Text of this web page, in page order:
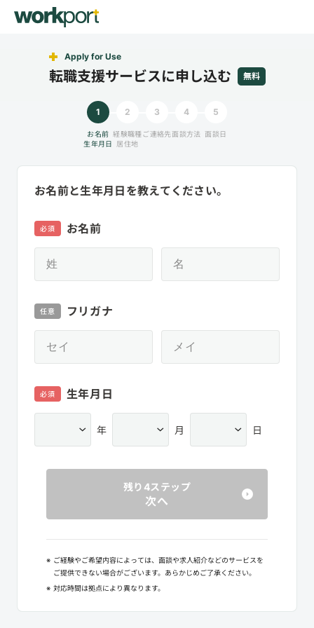
Apply for Use
転職支援サービスに申し込む 無料
1
お名前
生年月日
2
経験職種
居住地
3
ご連絡先
4
面談方法
5
面談日
お名前と生年月日を教えてください。
お名前
必須
フリガナ
任意
生年月日
必須
年 月 日
残り4ステップ
次へ
※ ご経験やご希望内容によっては、面談や求人紹介などのサービスを
ご提供できない場合がございます。あらかじめご了承ください。
※ 対応時間は拠点により異なります。